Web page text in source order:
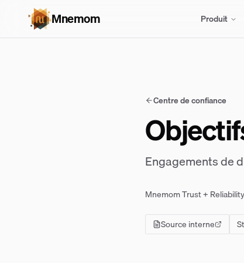
Mnemom Produit
Centre de confiance
Engagements de
Mnemom Trust + Reliability
Source interne